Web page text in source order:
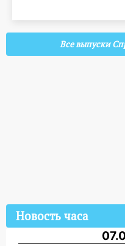
Все выпуски
Новость часа